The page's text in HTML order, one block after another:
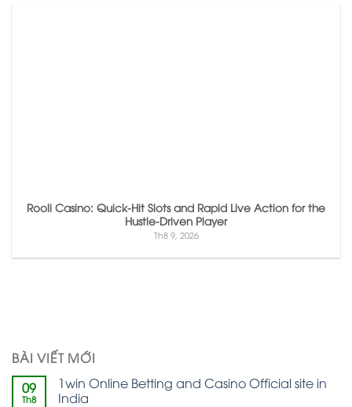
Rooli Casino: Quick‑Hit Slots and Rapid Live Action for the
Hustle‑Driven Player
Th8 9, 2026
BÀI VIẾT MỚI
09
Th8
1win Online Betting and Casino Official site in
India